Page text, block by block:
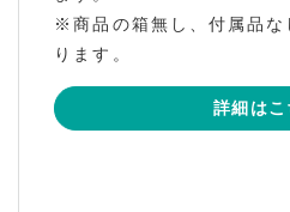
※商品の箱無し、付属品な
ります。
詳細はこ